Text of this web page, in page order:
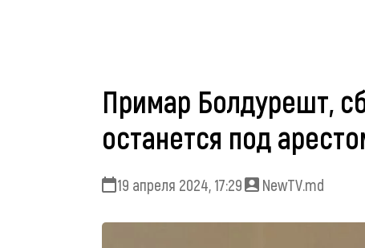
Примар Болдурешт,
останется под
19 апреля 2024, 17:29 NewTV.md